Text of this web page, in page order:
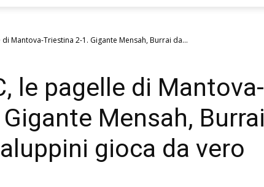
Voce
di Mantova-Triestina 2-1. Gigante Mensah, Burrai da...
le pagelle di Mantova-
Mensah, Burrai
gioca da vero